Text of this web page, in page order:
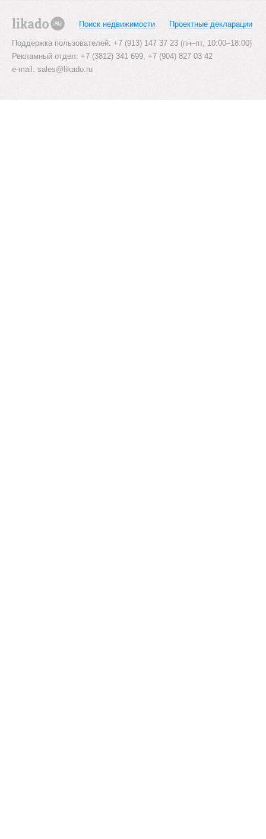
Поиск недвижимости Проектные декларации
Поддержка пользователей: +7 (913) 147 37 23 (пн–пт, 10:00–18:00)
Рекламный отдел: +7 (3812) 341 699, +7 (904) 827 03 42
e-mail: sales@likado.ru